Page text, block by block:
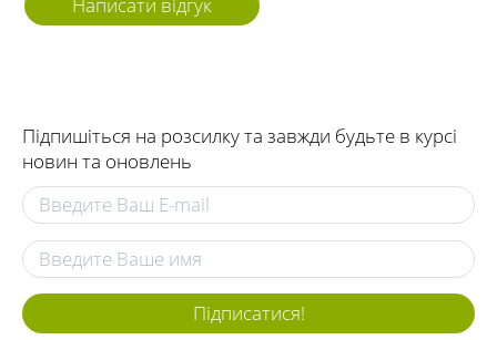
Написати відгук
Підпишіться на розсилку та завжди будьте в курсі
новин та оновлень
Підписатися!